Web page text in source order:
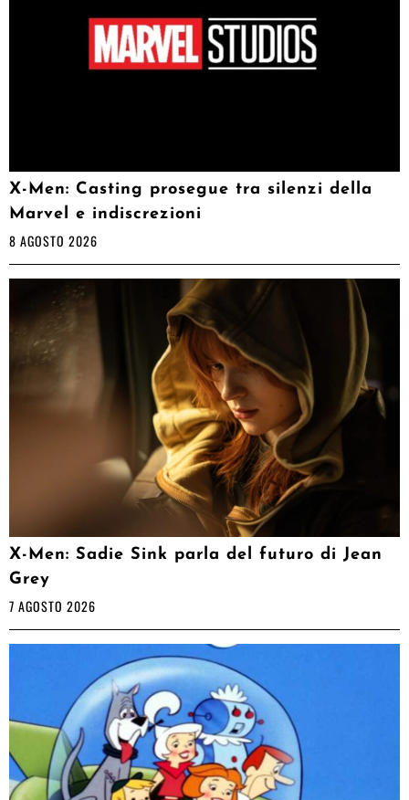
X-Men: Casting prosegue tra silenzi della
Marvel e indiscrezioni
8 AGOSTO 2026
X-Men: Sadie Sink parla del futuro di Jean
Grey
7 AGOSTO 2026